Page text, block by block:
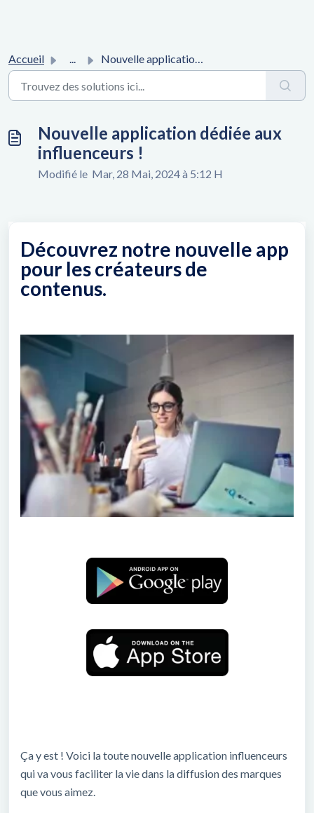
Accueil ... Nouvelle application dédiée aux influenceurs !
Nouvelle application dédiée aux
influenceurs !
Modifié le Mar, 28 Mai, 2024 à 5:12 H
Découvrez notre nouvelle app
pour les créateurs de
contenus.
Ça y est ! Voici la toute nouvelle application influenceurs
qui va vous faciliter la vie dans la diffusion des marques
que vous aimez.